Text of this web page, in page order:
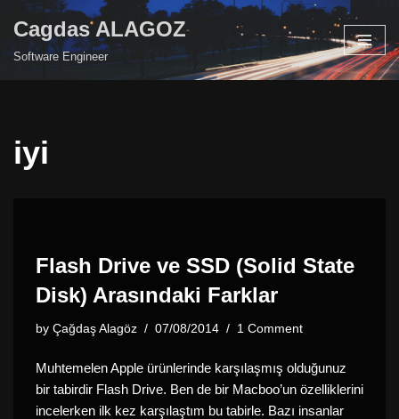
Skip
Cagdas ALAGOZ
Software Engineer
iyi
Flash Drive ve SSD (Solid State
Disk) Arasındaki Farklar
by Çağdaş Alagöz 07/08/2014 1 Comment
Muhtemelen Apple ürünlerinde karşılaşmış olduğunuz
bir tabirdir Flash Drive. Ben de bir Macboo’un özelliklerini
incelerken ilk kez karşılaştım bu tabirle. Bazı insanlar